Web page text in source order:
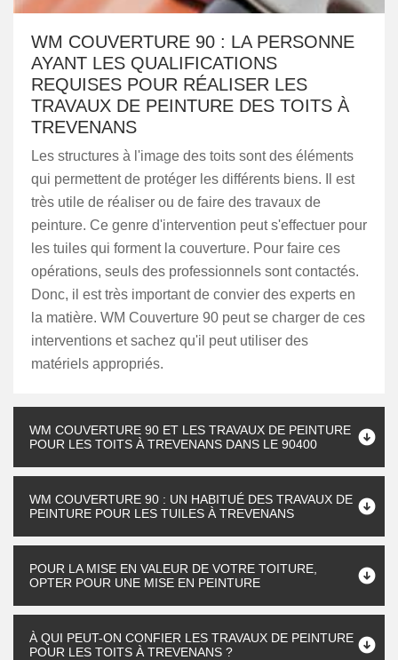
WM COUVERTURE 90 : LA PERSONNE
AYANT LES QUALIFICATIONS
REQUISES POUR RÉALISER LES
TRAVAUX DE PEINTURE DES TOITS À
TREVENANS
Les structures à l'image des toits sont des éléments
qui permettent de protéger les différents biens. Il est
très utile de réaliser ou de faire des travaux de
peinture. Ce genre d'intervention peut s'effectuer pour
les tuiles qui forment la couverture. Pour faire ces
opérations, seuls des professionnels sont contactés.
Donc, il est très important de convier des experts en
la matière. WM Couverture 90 peut se charger de ces
interventions et sachez qu'il peut utiliser des
matériels appropriés.
WM COUVERTURE 90 ET LES TRAVAUX DE PEINTURE
POUR LES TOITS À TREVENANS DANS LE 90400
WM COUVERTURE 90 : UN HABITUÉ DES TRAVAUX DE
PEINTURE POUR LES TUILES À TREVENANS
POUR LA MISE EN VALEUR DE VOTRE TOITURE,
OPTER POUR UNE MISE EN PEINTURE
À QUI PEUT-ON CONFIER LES TRAVAUX DE PEINTURE
POUR LES TOITS À TREVENANS ?